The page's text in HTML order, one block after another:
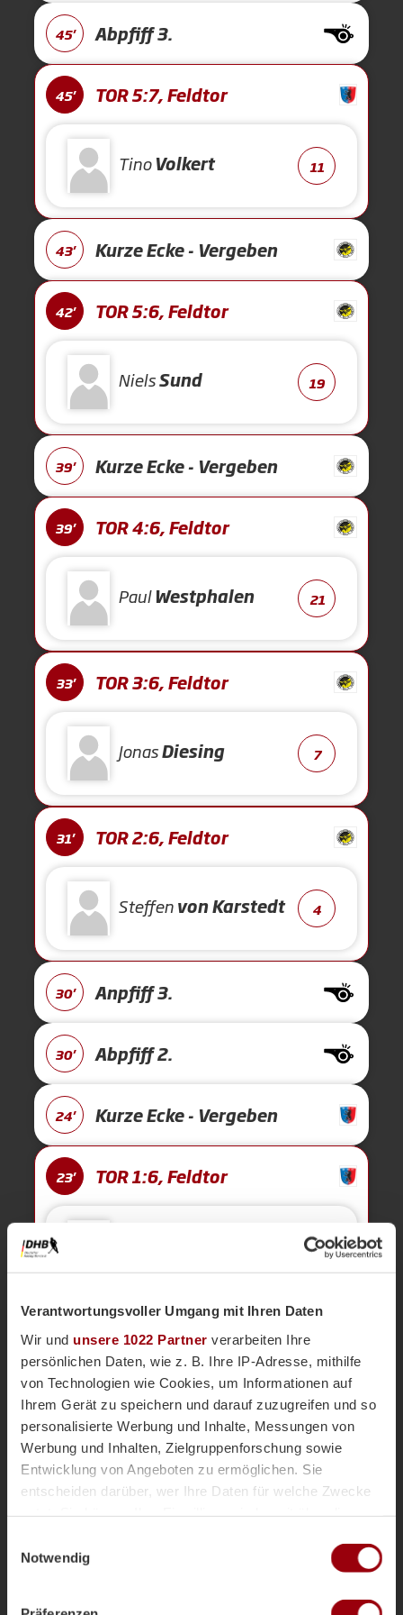
Verantwortungsvoller Umgang mit Ihren Daten
Wir und unsere 1022 Partner verarbeiten Ihre
persönlichen Daten, wie z. B. Ihre IP-Adresse, mithilfe
von Technologien wie Cookies, um Informationen auf
Ihrem Gerät zu speichern und darauf zuzugreifen und so
personalisierte Werbung und Inhalte, Messungen von
Werbung und Inhalten, Zielgruppenforschung sowie
Entwicklung von Angeboten zu ermöglichen. Sie
entscheiden darüber, wer Ihre Daten für welche Zwecke
Trigger Symbol ändern oder widerrufen
Notwendig
45' Abpfiff 3.
45' TOR 5:7, Feldtor
TinoVolkert 11
43' Kurze Ecke - Vergeben
42' TOR 5:6, Feldtor
NielsSund 19
39' Kurze Ecke - Vergeben
39' TOR 4:6, Feldtor
PaulWestphalen 21
33' TOR 3:6, Feldtor
JonasDiesing 7
31' TOR 2:6, Feldtor
Steffenvon Karstedt 4
30' Anpfiff 3.
30' Abpfiff 2.
24' Kurze Ecke - Vergeben
23' TOR 1:6, Feldtor
11
22'
TOR 1:5, Direkter Schuss
Kurze Ecke - Tor
PaulDösch 3
20' TOR 1:4, Feldtor